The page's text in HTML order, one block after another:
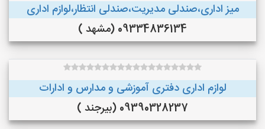
میز اداری،صندلی مدیریت،صندلی انتظار،لوازم اداری
09334836134 (مشهد )
لوازم اداری دفتری آموزشی و مدارس و ادارات
09390328237 (بیرجند )